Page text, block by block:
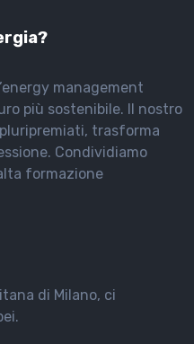
management
più sostenibile. Il nostro
trasforma
Condividiamo
formazione
di Milano, ci